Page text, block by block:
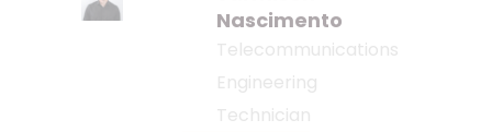
Nascimento
Telecommunications
Engineering
Technician